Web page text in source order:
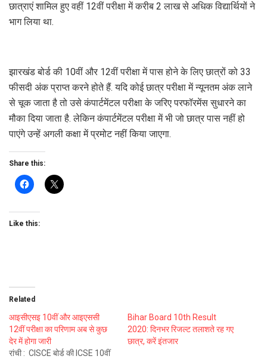
छात्राएं शामिल हुए वहीं 12वीं परीक्षा में करीब 2 लाख से अधिक विद्यार्थियों ने
भाग लिया था.
झारखंड बोर्ड की 10वीं और 12वीं परीक्षा में पास होने के लिए छात्रों को 33
फीसदी अंक प्राप्त करने होते हैं. यदि कोई छात्र परीक्षा में न्यूनतम अंक लाने
से चूक जाता है तो उसे कंपार्टमेंटल परीक्षा के जरिए परफॉरमेंस सुधारने का
मौका दिया जाता है. लेकिन कंपार्टमेंटल परीक्षा में भी जो छात्र पास नहीं हो
पाएंगे उन्हें अगली कक्षा में प्रमोट नहीं किया जाएगा.
Share this:
Like this:
Related
आइसीएसइ 10वीं और आइएससी
12वीं परीक्षा का परिणाम अब से कुछ
देर में होगा जारी
रांची : CISCE बोर्ड की ICSE 10वीं
Bihar Board 10th Result
2020: दिनभर रिजल्ट तलाशते रह गए
छात्र, करें इंतजार